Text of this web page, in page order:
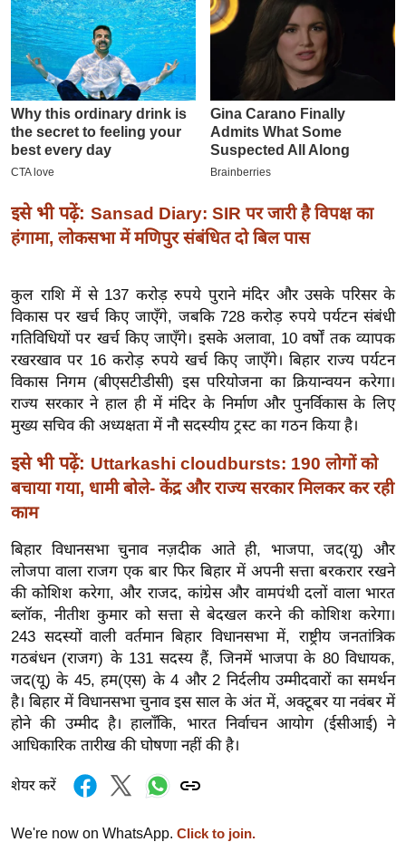
ल
क्रि
के
ट
I
P
L
0
2
क्रा
इ
म
ई
-
पे
प
र
मि
सा
बे
मि
सा
ल
श
ख्सि
य
त
इसे भी पढ़ें: Sansad Diary: SIR पर जारी है विपक्ष का
हंगामा, लोकसभा में मणिपुर संबंधित दो बिल पास
कुल राशि में से 137 करोड़ रुपये पुराने मंदिर और उसके परिसर के
विकास पर खर्च किए जाएँगे, जबकि 728 करोड़ रुपये पर्यटन संबंधी
गतिविधियों पर खर्च किए जाएँगे। इसके अलावा, 10 वर्षों तक व्यापक
रखरखाव पर 16 करोड़ रुपये खर्च किए जाएँगे। बिहार राज्य पर्यटन
विकास निगम (बीएसटीडीसी) इस परियोजना का क्रियान्वयन करेगा।
राज्य सरकार ने हाल ही में मंदिर के निर्माण और पुनर्विकास के लिए
मुख्य सचिव की अध्यक्षता में नौ सदस्यीय ट्रस्ट का गठन किया है।
इसे भी पढ़ें: Uttarkashi cloudbursts: 190 लोगों को
बचाया गया, धामी बोले- केंद्र और राज्य सरकार मिलकर कर रही
काम
बिहार विधानसभा चुनाव नज़दीक आते ही, भाजपा, जद(यू) और
लोजपा वाला राजग एक बार फिर बिहार में अपनी सत्ता बरकरार रखने
की कोशिश करेगा, और राजद, कांग्रेस और वामपंथी दलों वाला भारत
ब्लॉक, नीतीश कुमार को सत्ता से बेदखल करने की कोशिश करेगा।
243 सदस्यों वाली वर्तमान बिहार विधानसभा में, राष्ट्रीय जनतांत्रिक
गठबंधन (राजग) के 131 सदस्य हैं, जिनमें भाजपा के 80 विधायक,
जद(यू) के 45, हम(एस) के 4 और 2 निर्दलीय उम्मीदवारों का समर्थन
है। बिहार में विधानसभा चुनाव इस साल के अंत में, अक्टूबर या नवंबर में
होने की उम्मीद है। हालाँकि, भारत निर्वाचन आयोग (ईसीआई) ने
आधिकारिक तारीख की घोषणा नहीं की है।
शेयर करें
We're now on WhatsApp. Click to join.